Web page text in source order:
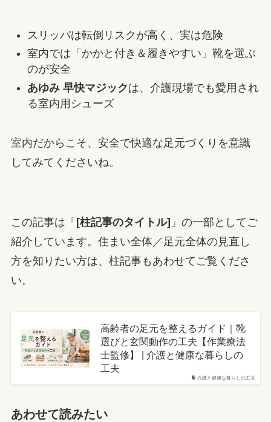
スリッパは転倒リスクが高く、実は危険
室内では「かかと付き＆履きやすい」靴を選ぶ
のが安全
あゆみ 早快マジックは、介護現場でも愛用され
る室内用シューズ
室内だからこそ、安全で快適な足元づくりを意識
してみてくださいね。
この記事は「 [柱記事のタイトル] 」の一部としてご
紹介しています。住まい全体／足元全体の見直し
方を知りたい方は、柱記事もあわせてご覧くださ
い。
介護と健康な暮らしの工夫
高齢者の足元を整えるガイド｜靴
選びと玄関動作の工夫【作業療法
士監修】 | 介護と健康な暮らしの
工夫
あわせて読みたい